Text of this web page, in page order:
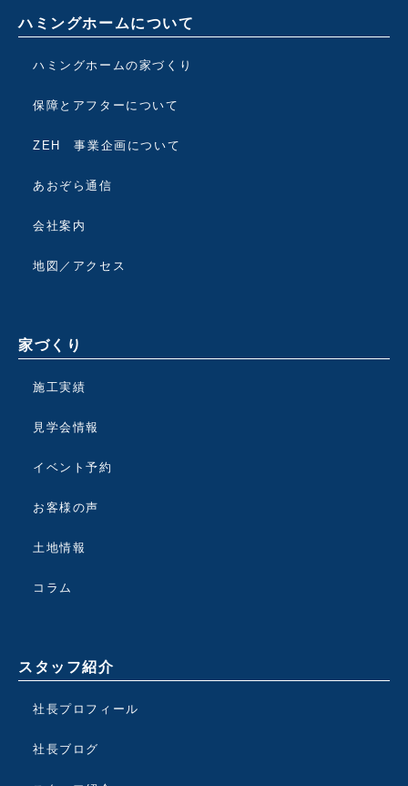
ハミングホームについて
ハミングホームの家づくり
保障とアフターについて
ZEH 事業企画について
あおぞら通信
会社案内
地図／アクセス
家づくり
施工実績
見学会情報
イベント予約
お客様の声
土地情報
コラム
スタッフ紹介
社長プロフィール
社長ブログ